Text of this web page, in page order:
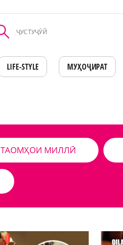
LIFE-STYLE МУҲОҶИРАТ
ТАОМҲОИ МИЛЛӢ